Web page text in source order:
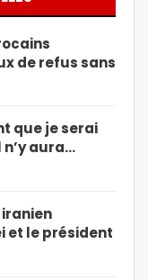
de refus sans
que je serai
aura…
et le président